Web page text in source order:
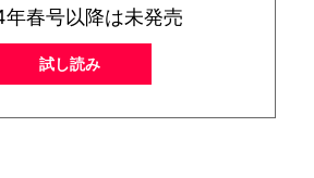
春号以降は未発売
試し読み